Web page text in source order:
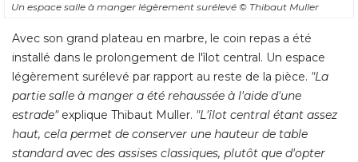
Un espace salle à manger légèrement surélevé © Thibaut Muller
Avec son grand plateau en marbre, le coin repas a été
installé dans le prolongement de l'îlot central. Un espace
légèrement surélevé par rapport au reste de la pièce. "La
partie salle à manger a été rehaussée à l'aide d'une
estrade" explique Thibaut Muller. "L'îlot central étant assez
haut, cela permet de conserver une hauteur de table
standard avec des assises classiques, plutôt que d'opter